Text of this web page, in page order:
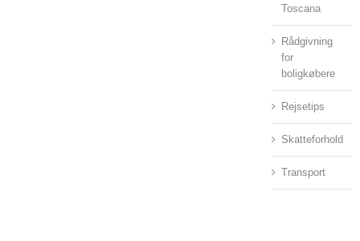
Toscana
Rådgivning
for
boligkøbere
Rejsetips
Skatteforhold
Transport